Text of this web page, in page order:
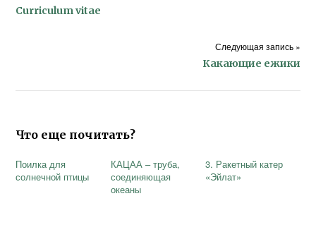
Curriculum vitae
Следующая запись »
Какающие ежики
Что еще почитать?
Поилка для
солнечной птицы
КАЦАА – труба,
соединяющая
океаны
3. Ракетный катер
«Эйлат»